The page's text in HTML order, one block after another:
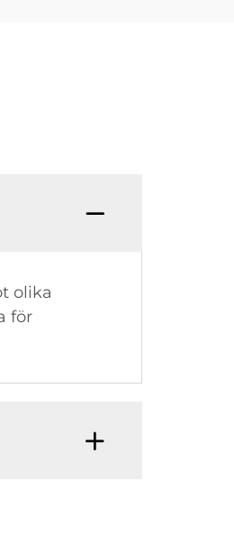
olika
för